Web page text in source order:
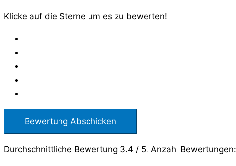
Klicke auf die Sterne um es zu bewerten!
Bewertung Abschicken
Durchschnittliche Bewertung 3.4 / 5. Anzahl Bewertungen: